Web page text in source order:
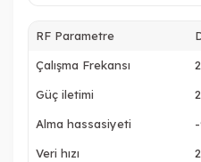
RF Parametre
Çalışma Frekansı
Güç iletimi
Alma hassasiyeti
Veri hızı